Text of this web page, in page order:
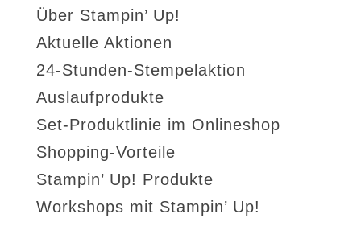
Über Stampin’ Up!
Aktuelle Aktionen
24-Stunden-Stempelaktion
Auslaufprodukte
Set-Produktlinie im Onlineshop
Shopping-Vorteile
Stampin’ Up! Produkte
Workshops mit Stampin’ Up!